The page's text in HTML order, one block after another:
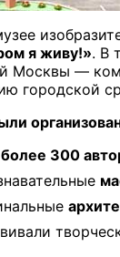
я живу!». В
Москвы —
городской
более 300